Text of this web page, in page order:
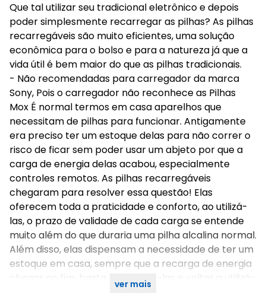
Que tal utilizar seu tradicional eletrônico e depois
poder simplesmente recarregar as pilhas? As pilhas
recarregáveis são muito eficientes, uma solução
econômica para o bolso e para a natureza já que a
vida útil é bem maior do que as pilhas tradicionais.
- Não recomendadas para carregador da marca
Sony, Pois o carregador não reconhece as Pilhas
Mox É normal termos em casa aparelhos que
necessitam de pilhas para funcionar. Antigamente
era preciso ter um estoque delas para não correr o
risco de ficar sem poder usar um abjeto por que a
carga de energia delas acabou, especialmente
controles remotos. As pilhas recarregáveis
chegaram para resolver essa questão! Elas
oferecem toda a praticidade e conforto, ao utilizá-
las, o prazo de validade de cada carga se entende
muito além do que duraria uma pilha alcalina normal.
Além disso, elas dispensam a necessidade de ter um
estoque em casa, sempre que a recarga de energia
chegar ao fim, basta recarregá-las e voltar a utilizá-
ver mais